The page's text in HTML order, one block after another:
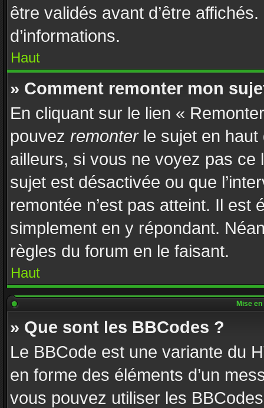
être validés avant d’être
d’informations.
Haut
» Comment remonter mon
En cliquant sur le lien «
pouvez remonterle sujet en haut
ailleurs, si vous ne voyez pas ce
sujet est désactivée ou que
remontée n’est pas atteint. Il
simplement en y répondant.
règles du forum en le faisant.
Haut
Mise
» Que sont les BBCodes ?
Le BBCode est une variante du
en forme des éléments d’un
vous pouvez utiliser les